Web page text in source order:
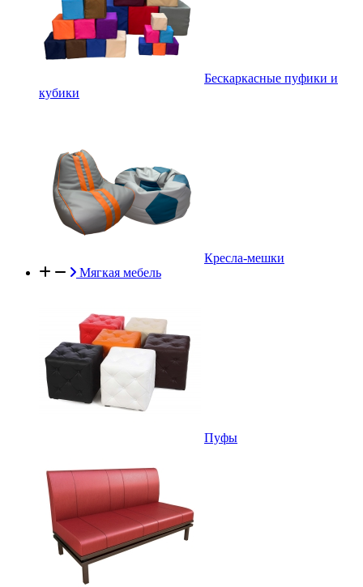
Бескаркасные пуфики и
кубики
Кресла-мешки
Мягкая мебель
Пуфы